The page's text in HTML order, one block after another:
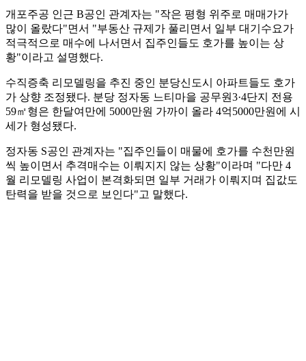
개포주공 인근 B공인 관계자는 "작은 평형 위주로 매매가가
많이 올랐다"면서 "부동산 규제가 풀리면서 일부 대기수요가
적극적으로 매수에 나서면서 집주인들도 호가를 높이는 상
황"이라고 설명했다.
수직증축 리모델링을 추진 중인 분당신도시 아파트들도 호가
가 상향 조정됐다. 분당 정자동 느티마을 공무원3·4단지 전용
59㎡형은 한달여만에 5000만원 가까이 올라 4억5000만원에 시
세가 형성됐다.
정자동 S공인 관계자는 "집주인들이 매물에 호가를 수천만원
씩 높이면서 추격매수는 이뤄지지 않는 상황"이라며 "다만 4
월 리모델링 사업이 본격화되면 일부 거래가 이뤄지며 집값도
탄력을 받을 것으로 보인다"고 말했다.